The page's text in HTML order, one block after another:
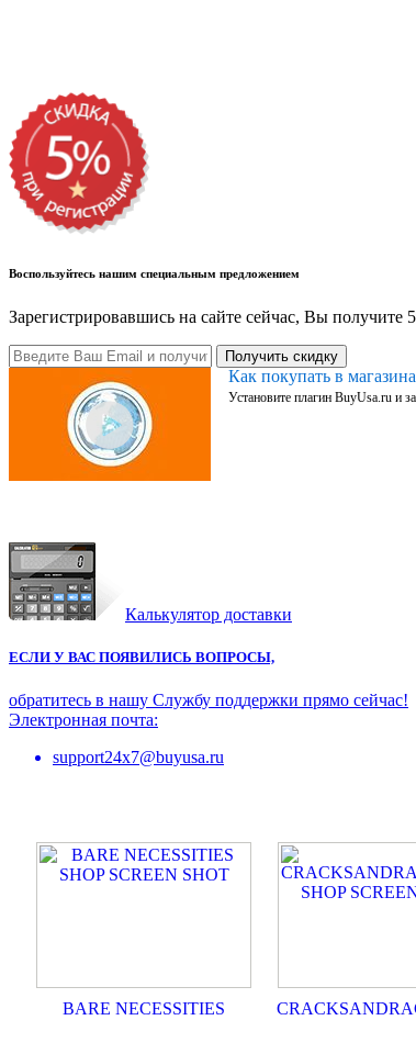
Воспользуйтесь нашим специальным предложением
Зарегистрировавшись на сайте сейчас, Вы получите
Получить скидку
Как покупать в
Установите плагин BuyUsa.ru и
Калькулятор доставки
ЕСЛИ У ВАС ПОЯВИЛИСЬ ВОПРОСЫ,
обратитесь в нашу Службу поддержки прямо сейчас!
Электронная почта:
support24x7@buyusa.ru
BARE NECESSITIES